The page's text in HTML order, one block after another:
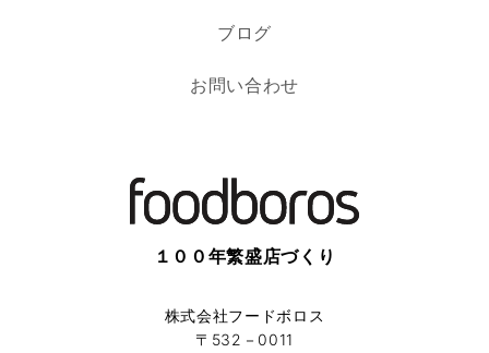
ブログ
お問い合わせ
１００年繁盛店づくり
株式会社フードボロス
〒532－0011